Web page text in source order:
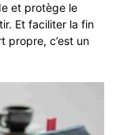
et protège le
Et faciliter la fin
propre, c’est un